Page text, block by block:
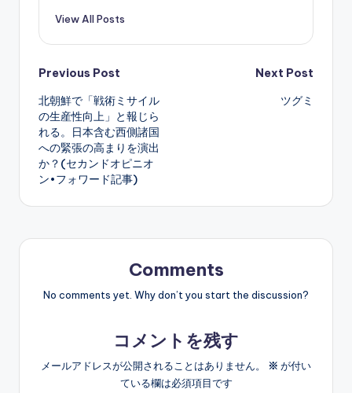
View All Posts
Post
navigation
Previous Post
北朝鮮で「戦術ミサイル
の生産性向上」と報じら
れる。日本含む西側諸国
への緊張の高まりを演出
か？(セカンドオピニオ
ン•フォワード記事)
Next Post
ツグミ
Comments
No comments yet. Why don’t you start the discussion?
コメントを残す
メールアドレスが公開されることはありません。 ※ が付い
ている欄は必須項目です